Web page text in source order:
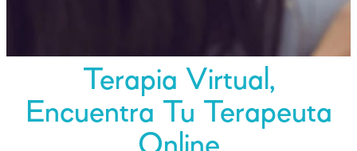
Terapia Virtual,
Encuentra Tu Terapeuta